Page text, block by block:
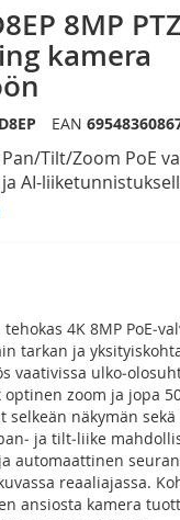
8MP
kamera
Tilt/Zoom PoE
AI-
EAN
tehokas 4K 8MP
tarkan ja
vaativissa
optinen zoom ja jopa
selkeän näkymän
ja tilt‑liike
automaattinen
reaaliajassa.
ansiosta kamera